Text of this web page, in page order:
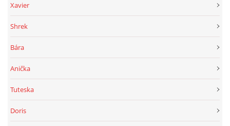
Xavier
Shrek
Bára
Anička
Tuteska
Doris